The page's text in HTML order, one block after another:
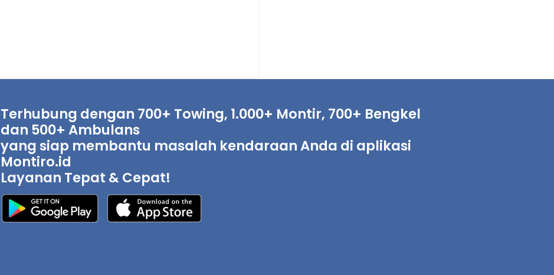
Terhubung dengan 700+ Towing, 1.000+ Montir, 700+ Bengkel
dan 500+ Ambulans
yang siap membantu masalah kendaraan Anda di aplikasi
Montiro.id
Layanan Tepat & Cepat!